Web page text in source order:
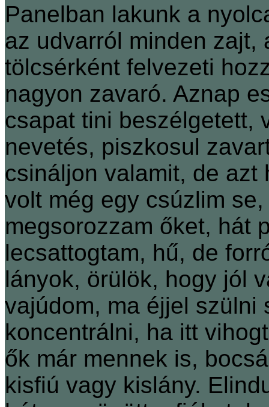
Panelban lakunk a
az udvarról minden zajt,
tölcsérként felvezeti
nagyon zavaró. Aznap
csapat tini beszélgetett,
nevetés, piszkosul
csináljon valamit, de azt
volt még egy csúzlim
megsorozzam őket, hát
lecsattogtam, hű, de
lányok, örülök, hogy jól
vajúdom, ma éjjel szülni
koncentrálni, ha itt
ők már mennek is,
kisfiú vagy kislány.